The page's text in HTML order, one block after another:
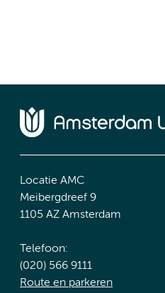
Locatie AMC
Meibergdreef 9
1105 AZ Amsterdam
Telefoon:
(020) 566 9111
Route en parkeren